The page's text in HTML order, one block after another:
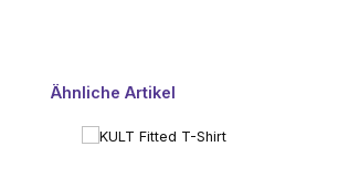
Produktgalerie überspringen
Ähnliche Artikel